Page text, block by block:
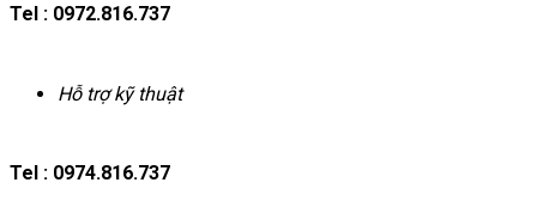
Tel : 0972.816.737
Hỗ trợ kỹ thuật
Tel : 0974.816.737